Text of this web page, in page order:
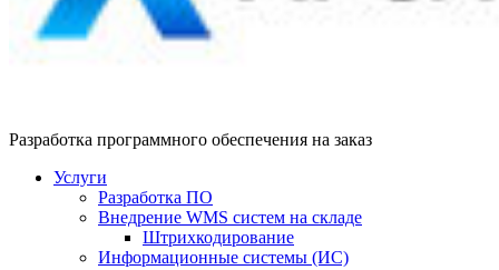
Разработка программного обеспечения на заказ
Услуги
Разработка ПО
Внедрение WMS систем на складе
Штрихкодирование
Информационные системы (ИС)